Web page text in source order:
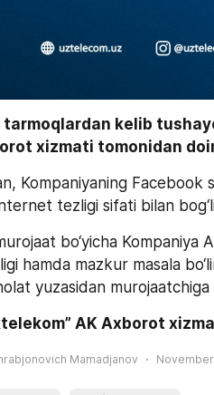
tarmoqlardan kelib
xizmati tomonidan
Kompaniyaning Facebook
tezligi sifati bilan
bo‘yicha Kompaniya
hamda mazkur masala
yuzasidan
AK Axborot
Mamadjanov